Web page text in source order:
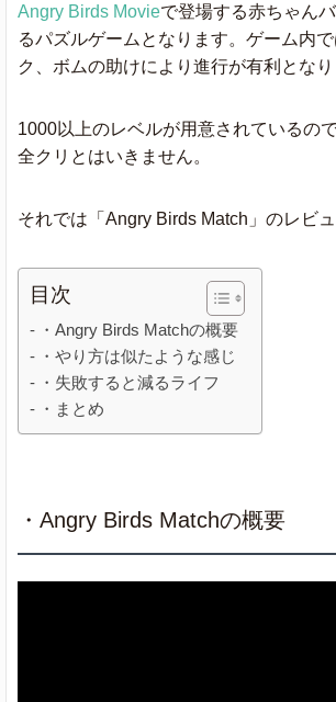
Angry Birds Movieで登場する赤ちゃん
るパズルゲームとなります。ゲーム内
ク、ボムの助けにより進行が有利となり
1000以上のレベルが用意されているの
全クリとはいきません。
それでは「Angry Birds Match」のレビュ
目次
・Angry Birds Matchの概要
・やり方は似たような感じ
・失敗すると減るライフ
・まとめ
・Angry Birds Matchの概要